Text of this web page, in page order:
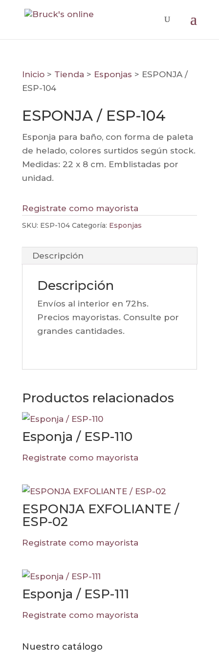
Inicio > Tienda > Esponjas > ESPONJA /
ESP-104
ESPONJA / ESP-104
Esponja para baño, con forma de paleta
de helado, colores surtidos según stock.
Medidas: 22 x 8 cm. Emblistadas por
unidad.
Registrate como mayorista
SKU: ESP-104 Categoría: Esponjas
Descripción
Descripción
Envíos al interior en 72hs.
Precios mayoristas. Consulte por
grandes cantidades.
Productos relacionados
Esponja / ESP-110
Registrate como mayorista
ESPONJA EXFOLIANTE /
ESP-02
Registrate como mayorista
Esponja / ESP-111
Registrate como mayorista
Nuestro catálogo